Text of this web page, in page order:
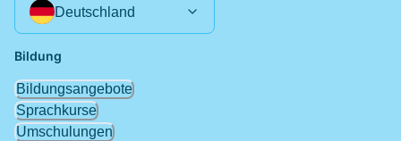
Deutschland
Bildung
Bildungsangebote
Sprachkurse
Umschulungen